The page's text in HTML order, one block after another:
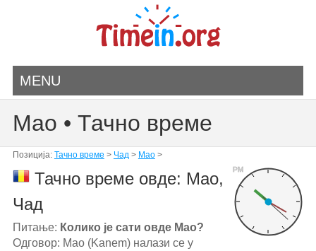
MENU
Mao • Тачно време
Позиција: Тачно време > Чад> Mao>
PM
Тачно време овде: Mao,
Чад
Питање: Колико је сати овде Mao?
Одговор: Mao (Kanem) налази се у